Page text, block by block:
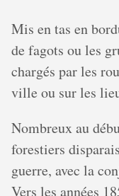
Mis en tas en
de fagots ou les
chargés par les
ville ou sur les
Nombreux au
forestiers
guerre, avec la
Vers les années